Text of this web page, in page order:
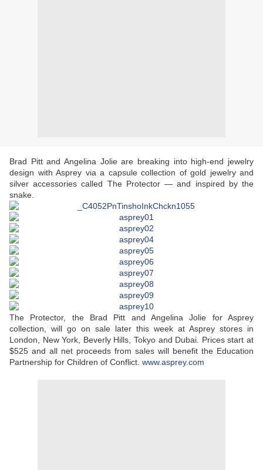
Brad Pitt and Angelina Jolie are breaking into high-end jewelry
design with Asprey via a capsule collection of gold jewelry and
silver accessories called The Protector — and inspired by the
snake.
The Protector, the Brad Pitt and Angelina Jolie for Asprey
collection, will go on sale later this week at Asprey stores in
London, New York, Beverly Hills, Tokyo and Dubai. Prices start at
$525 and all net proceeds from sales will benefit the Education
Partnership for Children of Conflict. www.asprey.com